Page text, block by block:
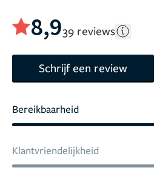
8,939 reviews
Schrijf een review
Bereikbaarheid
Klantvriendelijkheid